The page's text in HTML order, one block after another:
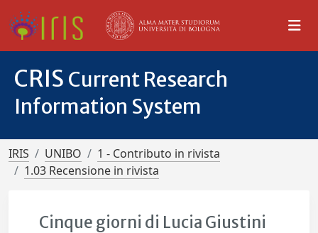
CRIS Current Research
Information System
IRIS UNIBO
1 - Contributo in rivista
1.03 Recensione in rivista
Cinque giorni di Lucia Giustini